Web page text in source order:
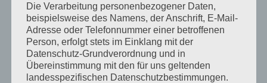
Zum guten Schluss
ist Innen außen
und Außen innen.
Mein Leben ist
Die Verarbeitung personenbezogener Daten,
beispielsweise des Namens, der Anschrift, E-Mail-
Adresse oder Telefonnummer einer betroffenen
Person, erfolgt stets im Einklang mit der
Datenschutz-Grundverordnung und in
Übereinstimmung mit den für uns geltenden
landesspezifischen Datenschutzbestimmungen.